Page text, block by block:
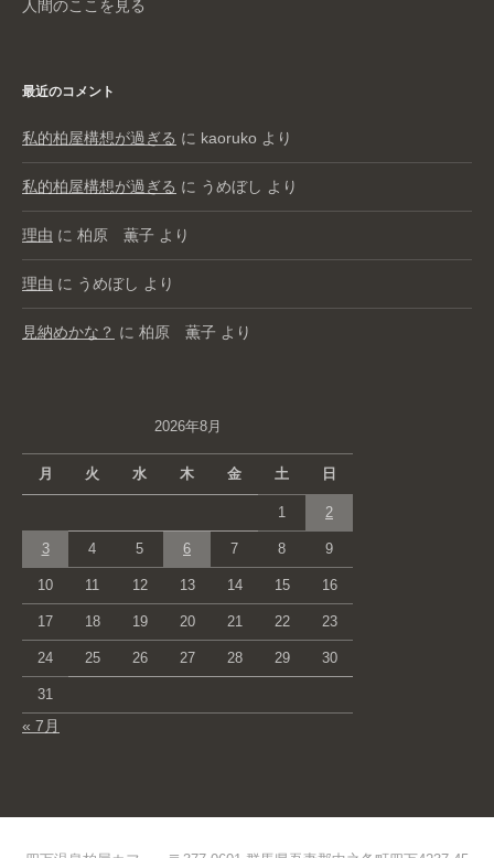
人間のここを見る
最近のコメント
私的柏屋構想が過ぎる に kaoruko より
私的柏屋構想が過ぎる に うめぼし より
理由 に 柏原 薫子 より
理由 に うめぼし より
見納めかな？ に 柏原 薫子 より
2026年8月
月 火 水 木 金 土 日
1 2
3 4 5 6 7 8 9
10 11 12 13 14 15 16
17 18 19 20 21 22 23
24 25 26 27 28 29 30
31
« 7月